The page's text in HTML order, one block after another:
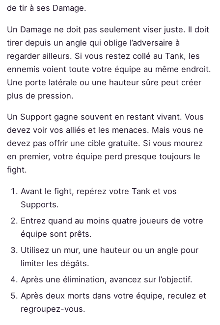
de tir à ses Damage.
Un Damage ne doit pas seulement viser juste. Il doit
tirer depuis un angle qui oblige l’adversaire à
regarder ailleurs. Si vous restez collé au Tank, les
ennemis voient toute votre équipe au même endroit.
Une porte latérale ou une hauteur sûre peut créer
plus de pression.
Un Support gagne souvent en restant vivant. Vous
devez voir vos alliés et les menaces. Mais vous ne
devez pas offrir une cible gratuite. Si vous mourez
en premier, votre équipe perd presque toujours le
fight.
Avant le fight, repérez votre Tank et vos
Supports.
Entrez quand au moins quatre joueurs de votre
équipe sont prêts.
Utilisez un mur, une hauteur ou un angle pour
limiter les dégâts.
Après une élimination, avancez sur l’objectif.
Après deux morts dans votre équipe, reculez et
regroupez-vous.